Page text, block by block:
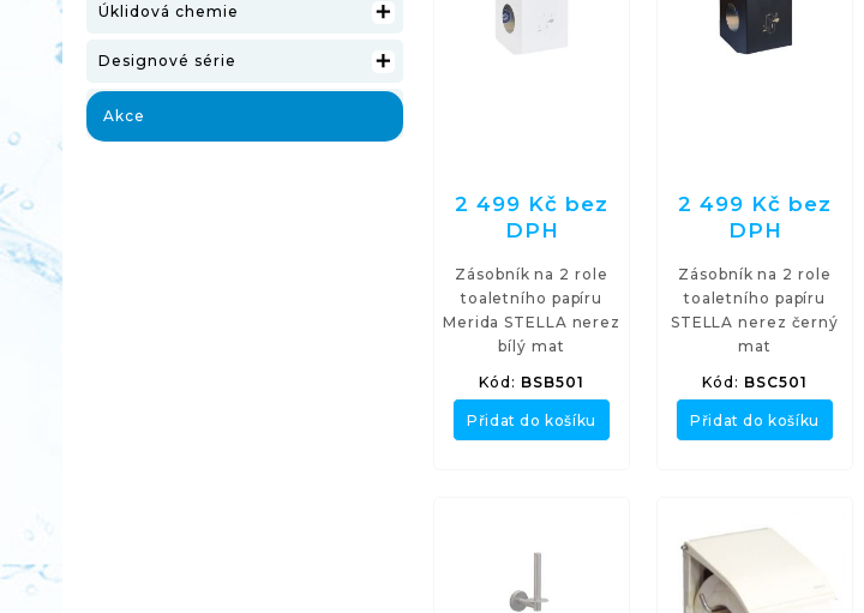
Úklidová chemie 
Designové série 
Akce
2 499 Kč bez
DPH
Zásobník na 2 role
toaletního papíru
Merida STELLA nerez
bílý mat
Kód: BSB501
Přidat do košíku
2 499 Kč bez
DPH
Zásobník na 2 role
toaletního papíru
STELLA nerez černý
mat
Kód: BSC501
Přidat do košíku